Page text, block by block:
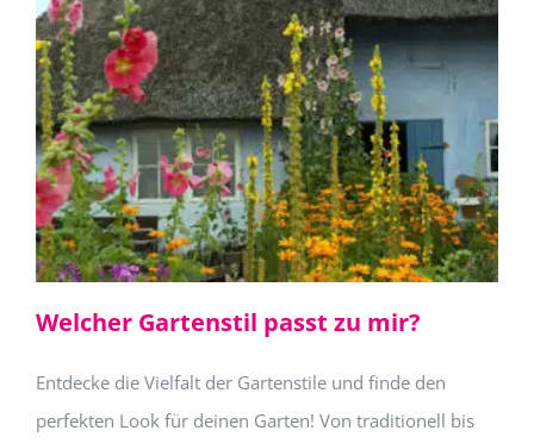
Welcher Gartenstil passt zu mir?
Entdecke die Vielfalt der Gartenstile und finde den
perfekten Look für deinen Garten! Von traditionell bis